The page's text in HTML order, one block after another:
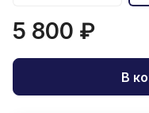
5 800 ₽
В